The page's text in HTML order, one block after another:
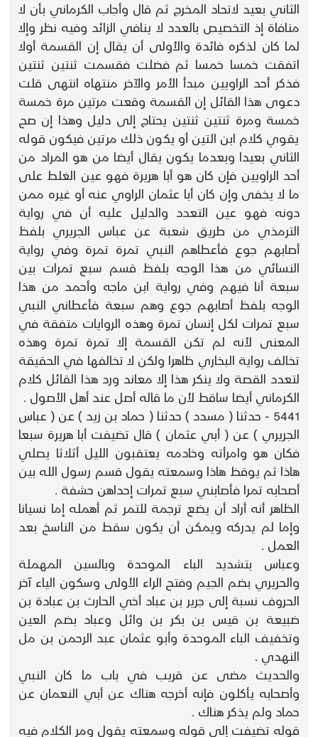
الثاني بعيد لاتحاد المخرج ثم قال وأجاب الكرماني بأن لا
منافاة إذ التخصيص بالعدد لا ينافي الزائد وفيه نظر وإلا
لما كان لذكره فائدة والأولى أن يقال إن القسمة أولا
اتفقت خمسا خمسا ثم فضلت فقسمت ثنتين ثنتين
فذكر أحد الراويين مبدأ الأمر والآخر منتهاه انتهى قلت
دعوى هذا القائل إن القسمة وقعت مرتين مرة خمسة
خمسة ومرة ثنتين ثنتين يحتاج إلى دليل وهذا إن صح
يقوي كلام ابن التين أو يكون ذلك مرتين فيكون قوله
الثاني بعيدا وبعدما يكون يقال أيضا من هو المراد من
أحد الراويين فإن كان هو أبا هريرة فهو عين الغلط على
ما لا يخفى وإن كان أبا عثمان الراوي عنه أو غيره ممن
دونه فهو عين التعدد والدليل عليه أن في رواية
الترمذي من طريق شعبة عن عباس الجريري بلفظ
أصابهم جوع فأعطاهم النبي تمرة تمرة وفي رواية
النسائي من هذا الوجه بلفظ قسم سبع تمرات بين
سبعة أنا فيهم وفي رواية ابن ماجه وأحمد من هذا
الوجه بلفظ أصابهم جوع وهم سبعة فأعطاني النبي
سبع تمرات لكل إنسان تمرة وهذه الروايات متفقة في
المعنى لأنه لم تكن القسمة إلا تمرة تمرة وهذه
تخالف رواية البخاري ظاهرا ولكن لا تخالفها في الحقيقة
لتعدد القصة ولا ينكر هذا إلا معاند ورد هذا القائل كلام
الكرماني أيضا ساقط لأن ما قاله أصل عند أهل الأصول .
5441 - حدثنا ( مسدد ) حدثنا ( حماد بن زيد ) عن ( عباس
الجريري ) عن ( أبي عثمان ) قال تضيفت أبا هريرة سبعا
فكان هو وامرأته وخادمه يعتقبون الليل أثلاثا يصلي
هاذا ثم يوقظ هاذا وسمعته يقول قسم رسول الله بين
أصحابه تمرا فأصابني سبع تمرات إحداهن حشفة .
الظاهر أنه أراد أن يضع ترجمة للتمر ثم أهمله إما نسيانا
وإما لم يدركه ويمكن أن يكون سقط من الناسخ بعد
العمل .
وعباس بتشديد الباء الموحدة وبالسين المهملة
والحريري بضم الجيم وفتح الراء الأولى وسكون الياء آخر
الحروف نسبة إلى جرير بن عباد أخي الحارث بن عبادة بن
ضبيعة بن قيس بن بكر بن وائل وعباد بضم العين
وتخفيف الباء الموحدة وأبو عثمان عبد الرحمن بن مل
النهدي .
والحديث مضى عن قريب في باب ما كان النبي
وأصحابه يأكلون فإنه أخرجه هناك عن أبي النعمان عن
حماد ولم يذكر هناك .
قوله تضيفت إلى قوله وسمعته يقول ومر الكلام فيه